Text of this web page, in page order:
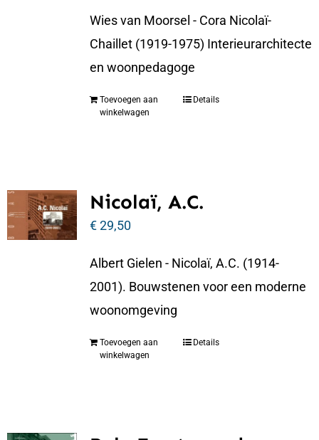
Wies van Moorsel - Cora Nicolaï-
Chaillet (1919-1975) Interieurarchitecte
en woonpedagoge
Toevoegen aan
winkelwagen
Details
Nicolaï, A.C.
€29,50
Albert Gielen - Nicolaï, A.C. (1914-
2001). Bouwstenen voor een moderne
woonomgeving
Toevoegen aan
winkelwagen
Details